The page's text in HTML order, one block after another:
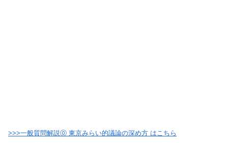
>>>一般質問解説⓪ 東京みらい的議論の深め方 はこちら